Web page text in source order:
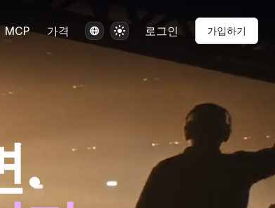
MCP 가격 언어 테마 로그인 가입하기
.